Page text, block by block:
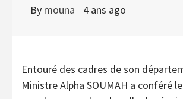
By mouna 4 ans ago
Entouré des cadres de son
Ministre Alpha SOUMAH a conféré